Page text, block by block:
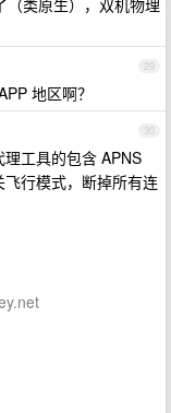
类原生），双机物理
29
地区啊？
30
工具的包含 APNS
行模式，断掉所有连